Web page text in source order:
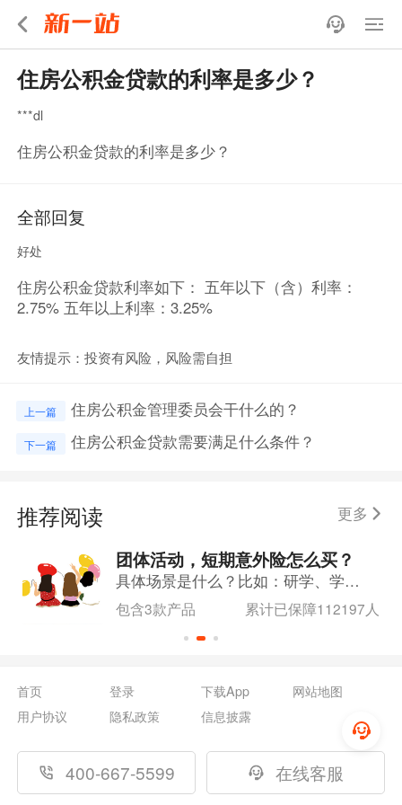
住房公积金贷款的利率是多少？
***dl
住房公积金贷款的利率是多少？
全部回复
好处
住房公积金贷款利率如下： 五年以下（含）利率：
2.75% 五年以上利率：3.25%
友情提示：投资有风险，风险需自担
上一篇 住房公积金管理委员会干什么的？
下一篇 住房公积金贷款需要满足什么条件？
推荐阅读 更多
团体活动，短期意外险怎么买？
具体场景是什么？比如：研学、学校运动会、讲座、部门团建等等，具体怎么配置，可咨询在线客服。
包含3款产品 累计已保障112197人
首页 登录 下载App
网站地图
用户协议
隐私政策 信息披露
400-667-5599 在线客服